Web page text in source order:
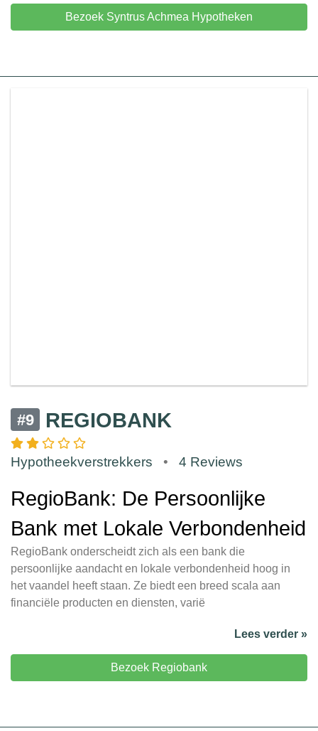
Bezoek Syntrus Achmea Hypotheken
#9 REGIOBANK
Hypotheekverstrekkers • 4 Reviews
RegioBank: De Persoonlijke
Bank met Lokale Verbondenheid
RegioBank onderscheidt zich als een bank die
persoonlijke aandacht en lokale verbondenheid hoog in
het vaandel heeft staan. Ze biedt een breed scala aan
financiële producten en diensten, varië
Lees verder »
Bezoek Regiobank